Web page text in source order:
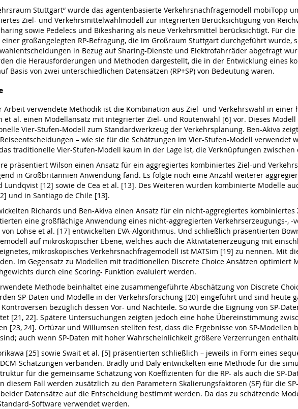
Stuttgart“ wurde das agentenbasierte Verkehrsnachfragemodell mobiTopp
Ziel- und Verkehrsmittelwahlmodell zur integrierten Berücksichtigung von
sowie Pedelecs und Bikesharing als neue Verkehrsmittel berücksichtigt. Für
großangelegten RP-Befragung, die im Großraum Stuttgart durchgeführt wurde,
in Bezug auf Sharing-Dienste und Elektrofahrräder abgefragt
die Herausforderungen und Methoden dargestellt, die in der Entwicklung eines
Basis von zwei unterschiedlichen Datensätzen (RP+SP) von Bedeutung waren.
Arbeit verwendete Methodik ist die Kombination aus Ziel- und Verkehrswahl in einer
et al. einen Modellansatz mit integrierter Ziel- und Routenwahl [6] vor. Dieses
Vier-Stufen-Modell zum Standardwerkzeug der Verkehrsplanung. Ben-Akiva
– wie sie für die Schätzungen im Vier-Stufen-Modell
traditionelle Vier-Stufen-Modell kaum in der Lage ist, die Verknüpfungen
präsentiert Wilson einen Ansatz für ein aggregiertes kombiniertes Ziel-und
in Großbritannien Anwendung fand. Es folgte noch eine Anzahl weiterer
Lundqvist [12] sowie de Cea et al. [13]. Des Weiteren wurden kombinierte Modelle
und in Santiago de Chile [13].
Richards und Ben-Akiva einen Ansatz für ein nicht-aggregiertes
eine großflächige Anwendung eines nicht-aggregierten Verkehrserzeugungs-,
von Lohse et al. [17] entwickelten EVA-Algorithmus. Und schließlich präsentierten
auf mikroskopischer Ebene, welches auch die Aktivitätenerzeugung mit
mikroskopisches Verkehrsnachfragemodell ist MATSim [19] zu nennen. Mit
Im Gegensatz zu Modellen mit traditionellen Discrete Choice Ansätzen optimiert
durch eine Scoring- Funktion evaluiert werden.
Methode beinhaltet eine zusammengeführte Abschätzung von Discrete
SP-Daten und Modelle in der Verkehrsforschung [20] eingeführt und sind heute
bezüglich dessen Vor- und Nachteile. So wurde die Eignung von SP-
[21, 22]. Spätere Untersuchungen zeigten jedoch eine hohe Übereinstimmung
[23, 24]. Ortúzar und Willumsen stellten fest, dass die Ergebnisse von SP-
auch wenn SP-Daten mit hoher Wahrscheinlichkeit größere Verzerrungen
[25] sowie Swait et al. [5] präsentierten schließlich – jeweils in Form eines
Schätzungen verbanden. Bradly und Daly entwickelten eine Methode für die
für die gemeinsame Schätzung von Koeffizienten für die RP- als auch die SP-
diesem Fall werden zusätzlich zu den Parametern Skalierungsfaktoren (SF) für die
Datensätze auf die Entscheidung bestimmt werden. Da das zu schätzende
Software verwendet werden.